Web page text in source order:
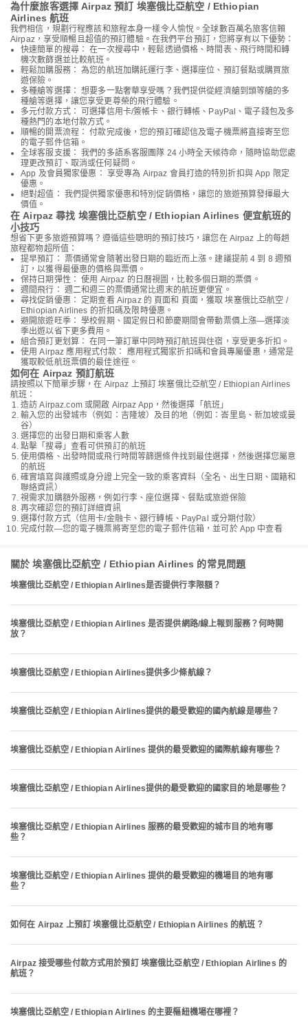
為什麼旅客選擇 Airpaz 預訂 埃塞俄比亞航空 / Ethiopian
Airlines 航班
我們相信，規劃行程應該和旅程本身一樣令人愉悅。全球數百萬名旅客信賴
Airpaz，享受順暢且超值的預訂體驗。在我們平台預訂，您將享有以下優勢：
快速簡單的搜尋： 在一次搜尋中，輕鬆透過價格、時間表、飛行時間和轉
機次數篩選並比較航班。
輕鬆加購服務： 為您的航班加購託運行李、選擇座位、預訂餐點或購買旅
遊保險。
多種艙等選擇： 想要多一點奢華享受嗎？我們提供從經濟艙到頭等艙的多
種艙等選擇，讓您享受更尊榮的飛行體驗。
多元付款方式： 可選擇信用卡/簽帳卡、銀行轉帳、PayPal、電子錢包及多
種熱門的本地付款方式。
順暢的開票流程： 付款完成後，您的預訂確認信及電子機票將直接寄至您
的電子郵件信箱。
全球客服支援： 我們的多語系客服團隊 24 小時全天候待命，隨時協助您處
理更改預訂、取消或任何疑問。
App 及會員獨家優惠： 享受專為 Airpaz 會員打造的特別折扣與 App 限定
優惠。
絕對超值： 我們提供獨家優惠和特別促銷價格，讓您的旅遊預算發揮最大
價值。
在 Airpaz 尋找 埃塞俄比亞航空 / Ethiopian Airlines 便宜航班的
小技巧
想省下更多旅遊預算嗎？遵循這些聰明的預訂技巧，讓您在 Airpaz 上的每趟
旅程都物超所值：
提早預訂： 票價通常會隨著出發日期的臨近而上漲。建議提前 4 到 8 週預
訂，以獲得最優惠的價格與票價。
保持日期彈性： 使用 Airpaz 的日曆視圖，比較多個日期的票價。
週間飛行： 週二和週三的票價通常比週末的航班更便宜。
尋找促銷優惠： 定期查看 Airpaz 的 頁面和 頁面，獲取 埃塞俄比亞航空 /
Ethiopian Airlines 的折扣碼及限時優惠。
避開旅遊旺季： 學校假期、國定假日和節慶期間會帶動票價上漲—選擇淡
季出遊以省下更多費用。
組合預訂更划算： 在同一筆訂單中同時預訂航班與住宿，享受更多折扣。
使用 Airpaz 應用程式付款： 應用程式獨家折扣碼和會員專屬優惠，通常是
獲取較低航班票價的最佳途徑。
如何在 Airpaz 預訂航班
請按照以下簡單步驟，在 Airpaz 上預訂 埃塞俄比亞航空 / Ethiopian Airlines
航班：
造訪 Airpaz.com 或開啟 Airpaz App，然後選擇「航班」
輸入您的出發城市（例如：吉隆坡）及目的地（例如：峇里島、新加坡或曼
谷）
選擇您的出發日期和乘客人數
點擊「搜尋」查看可供預訂的航班
使用價格、出發時間或飛行時間等篩選條件找到最佳選擇，然後選擇您屬意
的航班
確實填寫與護照或身分證上完全一致的乘客資料（全名、出生日期、國籍和
聯絡資訊）
視需求加購額外服務，例如行李、座位選擇、餐點或旅遊保險
再次確認您的預訂詳細資訊
選擇付款方式（信用卡/金融卡、銀行轉帳、PayPal 或分期付款）
完成付款—您的電子機票將寄至您的電子郵件信箱，並可於 App 中查看
關於 埃塞俄比亞航空 / Ethiopian Airlines 的常見問題
埃塞俄比亞航空 / Ethiopian Airlines是否提供行李限額？
埃塞俄比亞航空 / Ethiopian Airlines 是否提供網路/線上報到服務？何時開
放？
埃塞俄比亞航空 / Ethiopian Airlines提供多少條航線？
埃塞俄比亞航空 / Ethiopian Airlines提供的最受歡迎的國內航線是哪些？
埃塞俄比亞航空 / Ethiopian Airlines 提供的最受歡迎的國際航線有哪些？
埃塞俄比亞航空 / Ethiopian Airlines提供的最受歡迎的國家目的地是哪些？
埃塞俄比亞航空 / Ethiopian Airlines 服務的最受歡迎的城市目的地有哪
些？
埃塞俄比亞航空 / Ethiopian Airlines 提供的最受歡迎的機場目的地有哪
些？
如何在 Airpaz 上預訂 埃塞俄比亞航空 / Ethiopian Airlines 的航班？
Airpaz 接受哪些付款方式用於預訂 埃塞俄比亞航空 / Ethiopian Airlines 的
航班？
埃塞俄比亞航空 / Ethiopian Airlines 的主要樞紐機場在哪裡？